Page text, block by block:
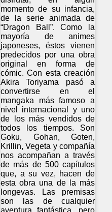
momento de su infancia,
de la serie animada de
“Dragon Ball”. Como la
mayoría de animes
japoneses, éstos vienen
predecidos por una obra
original en forma de
cómic. Con esta creación
Akira Toriyama pasó a
convertirse en el
mangaka más famoso a
nivel internacional y uno
de los más vendidos de
todos los tiempos. Son
Goku, Gohan, Goten,
Krillin, Vegeta y compañía
nos acompañan a través
de más de 500 capítulos
que, a su vez, hacen de
esta obra una de la más
longevas. Las premisas
son las de cualquier
aventura fantástica, pero